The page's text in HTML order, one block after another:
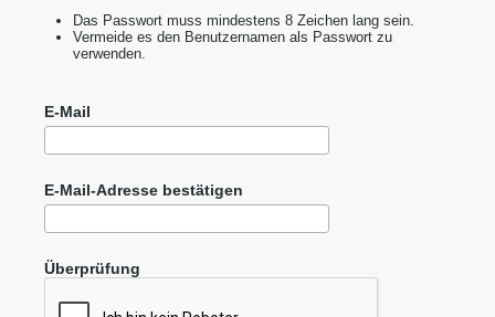
Das Passwort muss mindestens 8 Zeichen lang sein.
Vermeide es den Benutzernamen als Passwort zu
verwenden.
E-Mail
E-Mail-Adresse bestätigen
Überprüfung